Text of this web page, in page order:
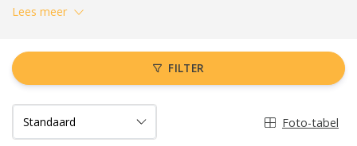
Lees meer
FILTER
Foto-tabel